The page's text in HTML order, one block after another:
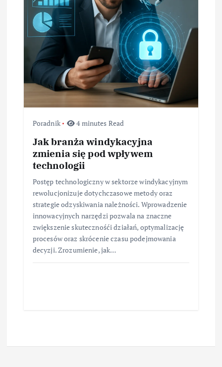
Poradnik 4 minutes Read
Jak branża windykacyjna
zmienia się pod wpływem
technologii
Postęp technologiczny w sektorze windykacyjnym
rewolucjonizuje dotychczasowe metody oraz
strategie odzyskiwania należności. Wprowadzenie
innowacyjnych narzędzi pozwala na znaczne
zwiększenie skutecznośći działań, optymalizację
procesów oraz skrócenie czasu podejmowania
decyzji. Zrozumienie, jak…